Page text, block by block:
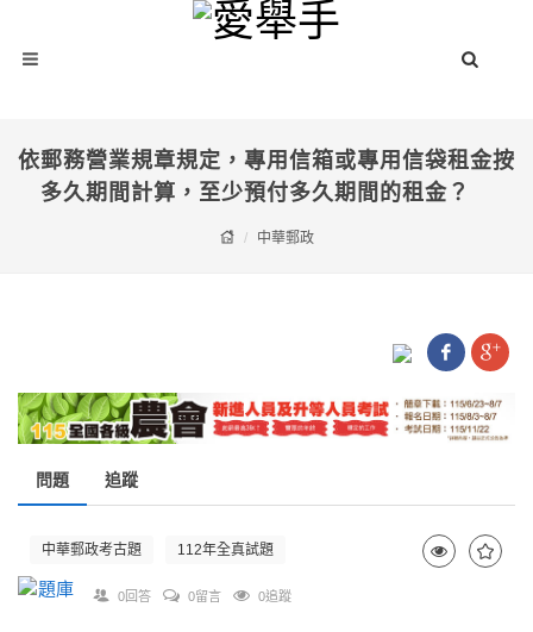
依郵務營業規章規定，專用信箱或專用信袋租金按
多久期間計算，至少預付多久期間的租金？
中華郵政
問題 追蹤
中華郵政考古題 112年全真試題
0回答 0留言 0追蹤